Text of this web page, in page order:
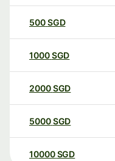
500SGD
1000SGD
2000SGD
5000SGD
10000 SGD